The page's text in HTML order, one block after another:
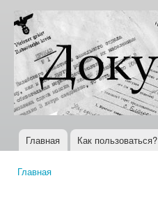
Документы
XX века
Всемирная
история в
Интернете
Главное меню
Главная Как пользоваться?
Главная